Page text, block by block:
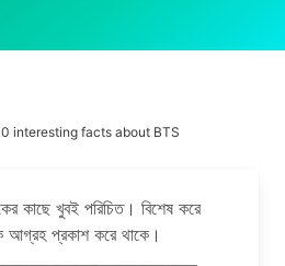
| 10 interesting facts about BTS
কাছে খুবই পরিচিত। বিশেষ করে
আগ্রহ প্রকাশ করে থাকে।